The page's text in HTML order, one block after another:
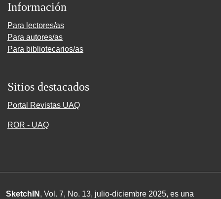
Información
Para lectores/as
Para autores/as
Para bibliotecarios/as
Sitios destacados
Portal Revistas UAQ
ROR - UAQ
SketchIN , Vol. 7, No. 13, julio-diciembre 2025, es una